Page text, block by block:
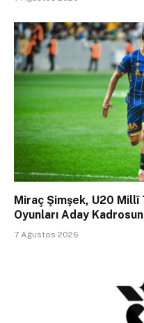
Miraç Şimşek, U20 Millî
Oyunları Aday
7 Ağustos 2026